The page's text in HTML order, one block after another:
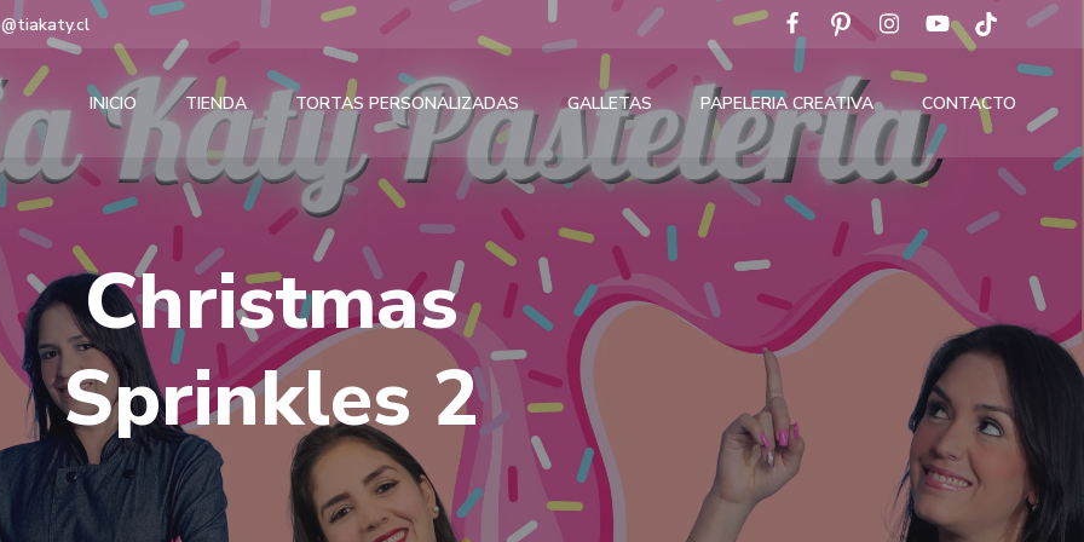
INICIO TIENDA TORTAS PERSONALIZADAS GALLETAS PAPELERIA CREATIVA CONTACTO
Christmas
Sprinkles 2